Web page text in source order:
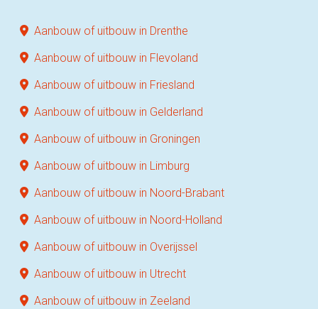
Aanbouw of uitbouw in Drenthe
Aanbouw of uitbouw in Flevoland
Aanbouw of uitbouw in Friesland
Aanbouw of uitbouw in Gelderland
Aanbouw of uitbouw in Groningen
Aanbouw of uitbouw in Limburg
Aanbouw of uitbouw in Noord-Brabant
Aanbouw of uitbouw in Noord-Holland
Aanbouw of uitbouw in Overijssel
Aanbouw of uitbouw in Utrecht
Aanbouw of uitbouw in Zeeland